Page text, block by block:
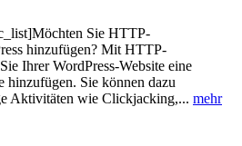
Sie HTTP-
hinzufügen? Mit HTTP-
Ihrer WordPress-Website eine
hinzufügen. Sie können dazu
Aktivitäten wie Clickjacking,... mehr